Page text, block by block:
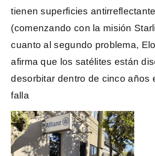
tienen superficies
(comenzando con la misión
cuanto al segundo problema,
afirma que los satélites están
desorbitar dentro de cinco años
falla